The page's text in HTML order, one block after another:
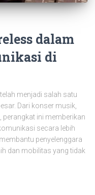
dalam
di
menjadi salah satu
Dari konser musik,
perangkat ini memberikan
secara lebih
penyelenggara
dan mobilitas yang tidak